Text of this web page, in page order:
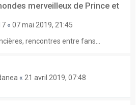
merveilleux de Prince et
« 07 mai 2019, 21:45
rencontres entre fans...
« 21 avril 2019, 07:48